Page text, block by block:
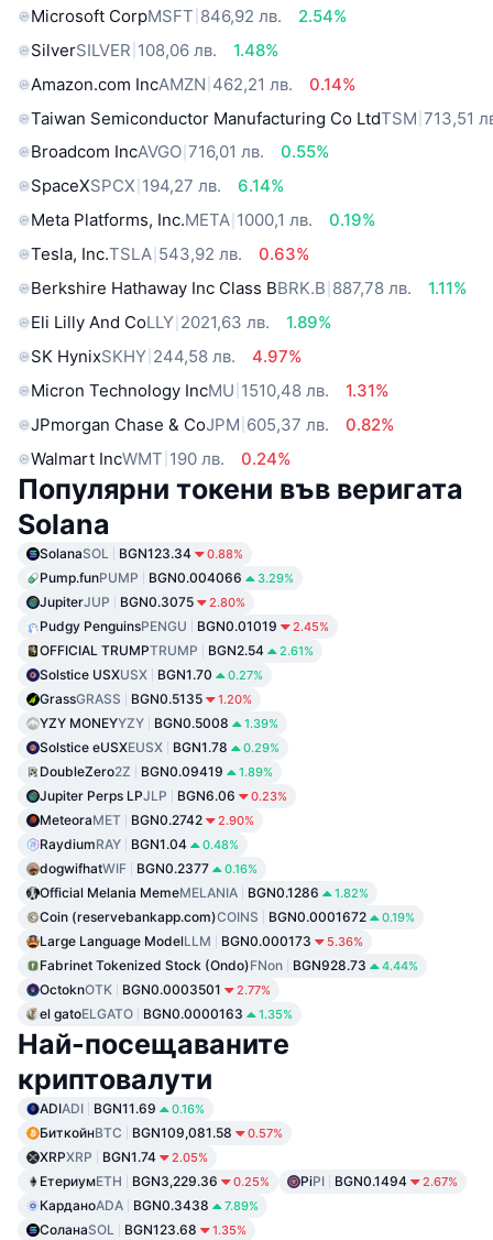
Microsoft CorpMSFT 846,92 лв.
2.54%
SilverSILVER 108,06 лв.
1.48%
Amazon.com IncAMZN 462,21 лв.
0.14%
Taiwan Semiconductor Manufacturing Co LtdTSM 713,51
Broadcom IncAVGO 716,01 лв.
0.55%
SpaceXSPCX 194,27 лв.
6.14%
Meta Platforms, Inc.META 1000,1 лв.
0.19%
Tesla, Inc.TSLA 543,92 лв.
0.63%
Berkshire Hathaway Inc Class BBRK.B 887,78 лв.
1.11%
Eli Lilly And CoLLY 2021,63 лв.
1.89%
SK HynixSKHY 244,58 лв.
4.97%
Micron Technology IncMU 1510,48 лв.
1.31%
JPmorgan Chase & CoJPM 605,37 лв.
0.82%
Walmart IncWMT 190 лв. 0.24%
Популярни токени във веригата
Solana
SolanaSOL BGN123.34 0.88%
Pump.funPUMP BGN0.004066 3.29%
JupiterJUP BGN0.3075 2.80%
Pudgy PenguinsPENGU BGN0.01019 2.45%
OFFICIAL TRUMPTRUMP BGN2.54 2.61%
Solstice USXUSX BGN1.70 0.27%
GrassGRASS BGN0.5135 1.20%
YZY MONEYYZY BGN0.5008 1.39%
Solstice eUSXEUSX BGN1.78 0.29%
DoubleZero2Z BGN0.09419 1.89%
Jupiter Perps LPJLP BGN6.06 0.23%
MeteoraMET BGN0.2742 2.90%
RaydiumRAY BGN1.04 0.48%
dogwifhatWIF BGN0.2377 0.16%
Official Melania MemeMELANIA BGN0.1286 1.82%
Coin (reservebankapp.com)COINS BGN0.0001672 0.19%
Large Language ModelLLM BGN0.000173 5.36%
Fabrinet Tokenized Stock (Ondo)FNon BGN928.73 4.44%
OctoknOTK BGN0.0003501 2.77%
el gatoELGATO BGN0.0000163 1.35%
Най-посещаваните
криптовалути
ADIADI BGN11.69 0.16%
БиткойнBTC BGN109,081.58 0.57%
XRPXRP BGN1.74 2.05%
ЕтериумETH BGN3,229.36 0.25% PiPI BGN0.1494 2.67%
КарданоADA BGN0.3438 7.89%
СоланаSOL BGN123.68 1.35%